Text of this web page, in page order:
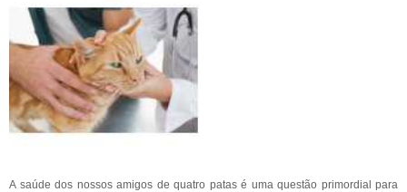
A saúde dos nossos amigos de quatro patas é uma questão primordial para